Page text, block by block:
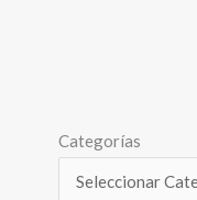
Categorías